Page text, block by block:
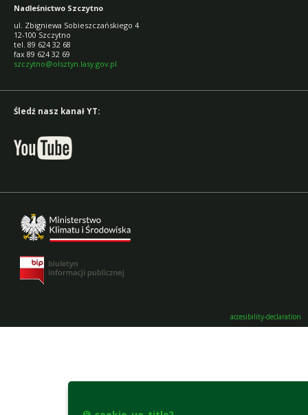
Nadleśnictwo Szczytno
ul. Zbigniewa Sobieszczańskiego 4
12-100 Szczytno
tel. 89 624 32 68
fax 89 624 32 69
szczytno@olsztyn.lasy.gov.pl
Śledź nasz kanał YT:
accesibility-declaration